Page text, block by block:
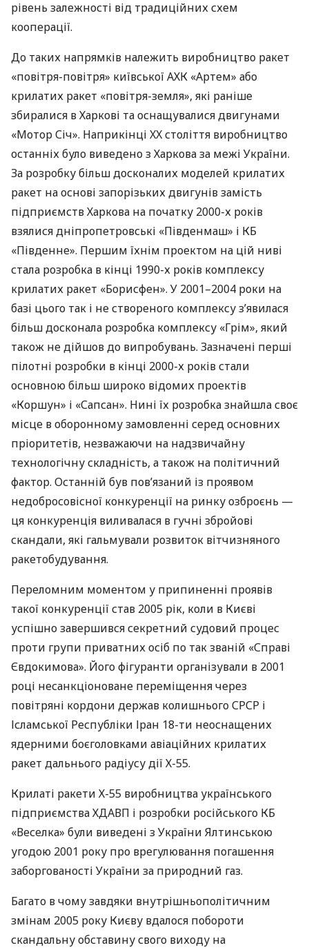
рівень залежності від традиційних схем
кооперації.
До таких напрямків належить виробництво ракет
«повітря-повітря» київської АХК «Артем» або
крилатих ракет «повітря-земля», які раніше
збиралися в Харкові та оснащувалися двигунами
«Мотор Січ». Наприкінці XX століття виробництво
останніх було виведено з Харкова за межі України.
За розробку більш досконалих моделей крилатих
ракет на основі запорізьких двигунів замість
підприємств Харкова на початку 2000-х років
взялися дніпропетровські «Південмаш» і КБ
«Південне». Першим їхнім проектом на цій ниві
стала розробка в кінці 1990-х років комплексу
крилатих ракет «Борисфен». У 2001–2004 роки на
базі цього так і не створеного комплексу з’явилася
більш досконала розробка комплексу «Грім», який
також не дійшов до випробувань. Зазначені перші
пілотні розробки в кінці 2000-х років стали
основною більш широко відомих проектів
«Коршун» і «Сапсан». Нині їх розробка знайшла своє
місце в оборонному замовленні серед основних
пріоритетів, незважаючи на надзвичайну
технологічну складність, а також на політичний
фактор. Останній був пов’язаний із проявом
недобросовісної конкуренції на ринку озброєнь —
ця конкуренція виливалася в гучні збройові
скандали, які гальмували розвиток вітчизняного
ракетобудування.
Переломним моментом у припиненні проявів
такої конкуренції став 2005 рік, коли в Києві
успішно завершився секретний судовий процес
проти групи приватних осіб по так званій «Справі
Євдокимова». Його фігуранти організували в 2001
році несанкціоноване переміщення через
повітряні кордони держав колишньогоСРСР і
Ісламської Республіки Іран 18-ти неоснащених
ядерними боєголовками авіаційних крилатих
ракет дальнього радіусу дії Х-55.
Крилаті ракети Х-55 виробництва українського
підприємстваХДАВП і розробки російського КБ
«Веселка» були виведені з України Ялтинською
угодою 2001 року про врегулювання погашення
заборгованості України за природний газ.
Багато в чому завдяки внутрішньополітичним
змінам 2005 року Києву вдалося побороти
скандальну обставину свого виходу на